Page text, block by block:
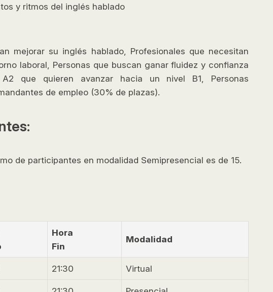
y ritmos del inglés hablado
mejorar su inglés hablado, Profesionales que necesitan
laboral, Personas que buscan ganar fluidez y confianza
que quieren avanzar hacia un nivel B1, Personas
de empleo (30% de plazas).
de participantes en modalidad Semipresencial es de 15.
Hora
Fin
Modalidad
21:30 Virtual